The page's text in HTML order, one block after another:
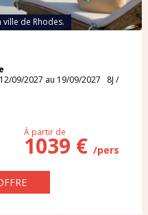
de Rhodes.
09/2027 au 19/09/2027 8J /
À partir de
1039 €/pers